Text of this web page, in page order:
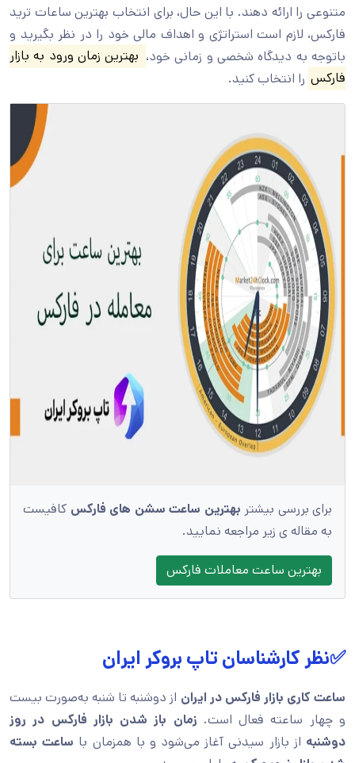
متنوعی را ارائه دهند. با این‌ حال، برای انتخاب بهترین ساعات ترید
فارکس، لازم است استراتژی و اهداف مالی خود را در نظر بگیرید و
باتوجه به دیدگاه شخصی و زمانی خود، بهترین زمان ورود به بازار
فارکس را انتخاب کنید.
برای بررسی بیشتر بهترین ساعت سشن های فارکس کافیست
به مقاله ی زیر مراجعه نمایید.
بهترین ساعت معاملات فارکس
✅نظر کارشناسان تاپ بروکر ایران
ساعت کاری بازار فارکس در ایران از دوشنبه تا شنبه به‌صورت بیست‌
و‌ چهار ساعته فعال است. زمان باز شدن بازار فارکس در روز
دوشنبه از بازار سیدنی آغاز می‌شود و با همزمان با ساعت بسته